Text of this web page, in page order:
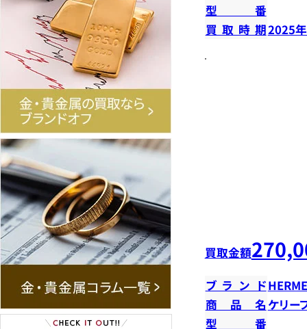
型番
買取時期2025
買取金額
ブランド
商品名 ケリー
型番